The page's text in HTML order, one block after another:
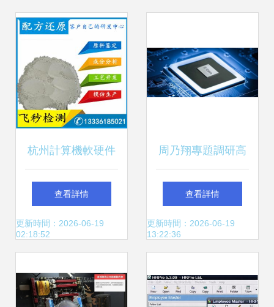
據庫 調試部署 開
發環境
杭州計算機軟硬件
開發的機遇、挑戰
與未來展望
查看詳情
更新時間：2026-06-19
02:18:52
周乃翔專題調研高
新區民營企業 勉勵
企業家深耕計算機
創新活力
查看詳情
更新時間：2026-06-19
13:22:36